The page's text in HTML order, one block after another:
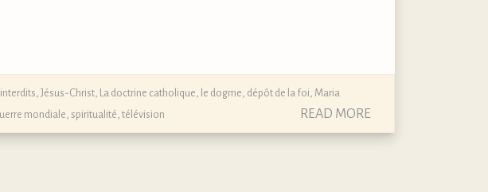
Jésus-Christ La doctrine catholique, le dogme, dépôt de la foi Maria
mondiale spiritualité télévision READ MORE